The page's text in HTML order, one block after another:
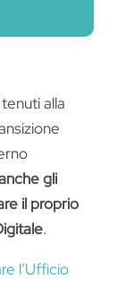
alla
gli
il proprio
.
l’Ufficio